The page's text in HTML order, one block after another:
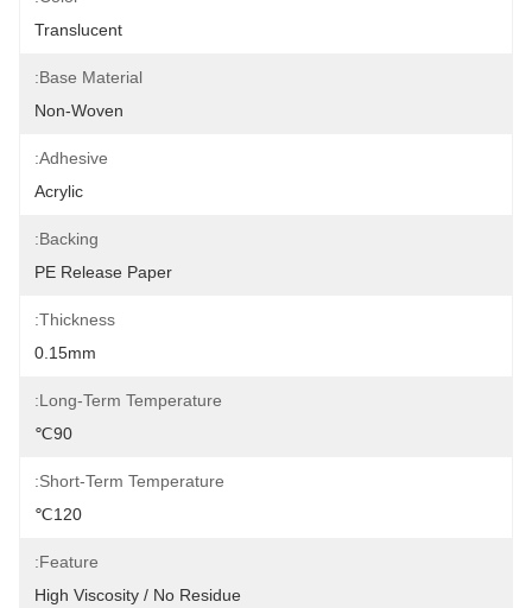
Translucent
Base Material:
Non-Woven
Adhesive:
Acrylic
Backing:
PE Release Paper
Thickness:
0.15mm
Long-Term Temperature:
90℃
Short-Term Temperature:
120℃
Feature:
High Viscosity / No Residue